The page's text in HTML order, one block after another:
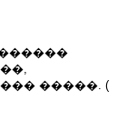
�����. (